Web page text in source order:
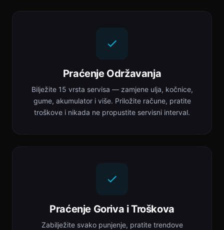
Praćenje Održavanja
Bilježite 15 vrsta servisa — zamjene ulja, kočnice,
gume, akumulator i više. Priložite račune, pratite
troškove i nikada ne propustite servisni interval.
Praćenje Goriva i Troškova
Zabilježite svako punjenje, pratite trendove